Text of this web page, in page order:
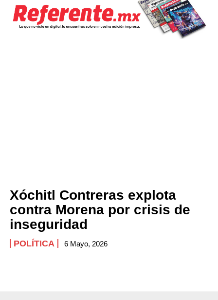
PRIVACY POLICY
NEWSLETTER
Xóchitl Contreras explota
contra Morena por crisis de
inseguridad
POLÍTICA 6 Mayo, 2026